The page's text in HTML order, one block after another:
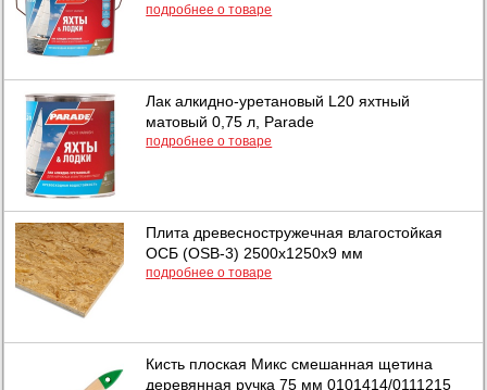
подробнее о товаре
Лак алкидно-уретановый L20 яхтный
матовый 0,75 л, Parade
подробнее о товаре
Плита древесностружечная влагостойкая
ОСБ (OSB-3) 2500х1250х9 мм
подробнее о товаре
Кисть плоская Микс смешанная щетина
деревянная ручка 75 мм 0101414/0111215